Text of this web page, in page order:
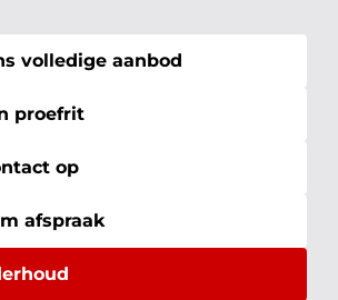
volledige aanbod
proefrit
op
afspraak